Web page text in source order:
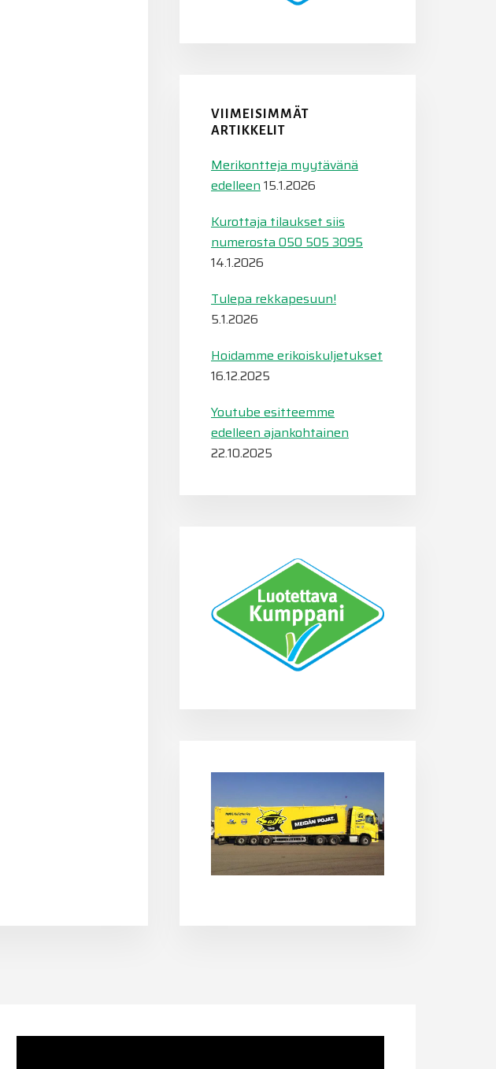
VIIMEISIMMÄT
ARTIKKELIT
Merikontteja myytävänä
edelleen15.1.2026
Kurottaja tilaukset siis
numerosta 050 505 3095
14.1.2026
Tulepa rekkapesuun!
5.1.2026
Hoidamme erikoiskuljetukset
16.12.2025
Youtube esitteemme
edelleen ajankohtainen
22.10.2025